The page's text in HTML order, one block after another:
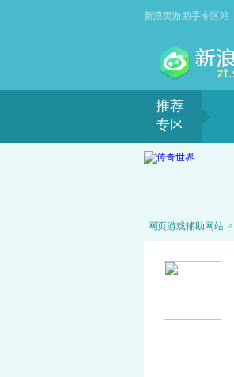
新浪页游助手专区站
推荐
专区
网页游戏辅助网站 >